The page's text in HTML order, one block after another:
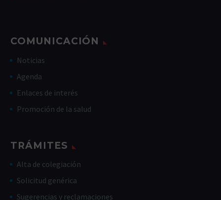
COMUNICACIÓN
Noticias
Agenda
Enlaces de interés
Promoción de la salud
TRÁMITES
Alta de colegiación
Solicitud genérica
Sugerencias y reclamaciones